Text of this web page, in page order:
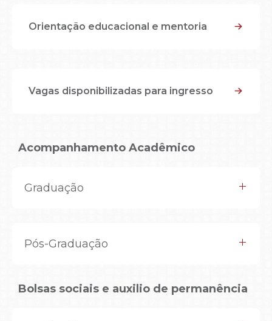
Orientação educacional e mentoria
Vagas disponibilizadas para ingresso
Acompanhamento Acadêmico
Graduação
Pós-Graduação
Bolsas sociais e auxilio de permanência